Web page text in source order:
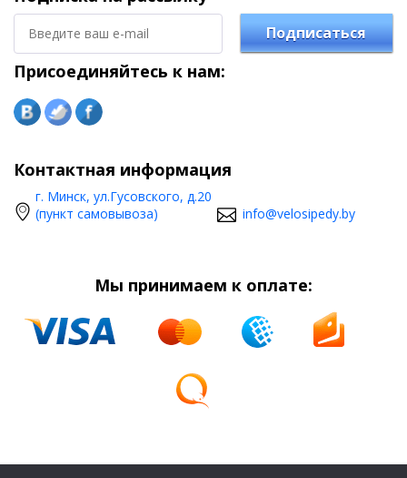
Подписаться
Присоединяйтесь к нам:
Контактная информация
г. Минск, ул.Гусовского, д.20
(пункт самовывоза)
info@velosipedy.by
Мы принимаем к оплате: